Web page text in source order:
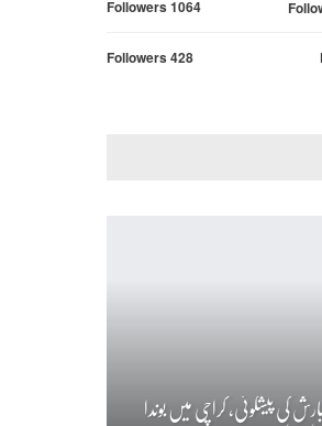
Followers 1064
Followers 428
کی پیشگوئی، کراچی میں بوندا